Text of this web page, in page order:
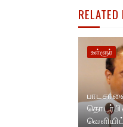
உள்ளூர்